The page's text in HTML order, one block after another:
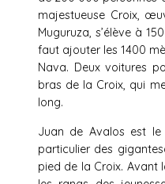
majestueuse Croix,
Muguruza, s’élève à
faut ajouter les 1400
Nava. Deux voitures
bras de la Croix, qui
long.
Juan de Avalos est le
particulier des
pied de la Croix. Avant